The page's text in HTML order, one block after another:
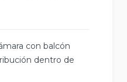
con balcón
dentro de